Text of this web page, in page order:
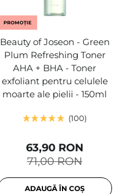
PROMOȚIE
Beauty of Joseon - Green
Plum Refreshing Toner
AHA + BHA - Toner
exfoliant pentru celulele
moarte ale pielii - 150ml
100
71,00 RON
63,90 RON
ADAUGĂ ÎN COȘ